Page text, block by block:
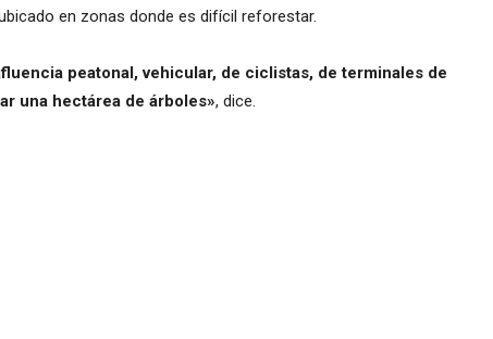
en zonas donde es difícil reforestar.
peatonal, vehicular, de ciclistas, de terminales de
una hectárea de árboles», dice.